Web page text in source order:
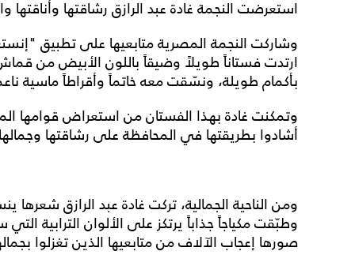
استعرضت النجمة غادة عبد الرازق رشاقتها
وشاركت النجمة المصرية متابعيها على تطبيق
ارتدت فستاناً طويلاً وضيقاً باللون الأبيض من قماش
بأكمام طويلة، ونسّقت معه خاتماً وأقراطاً ماسية
وتمكنت غادة بهذا الفستان من استعراض قوامها
أشادوا بطريقتها في المحافظة على رشاقتها
ومن الناحية الجمالية، تركت غادة عبد الرازق
وطبّقت مكياجاً جذاباً يرتكز على الألوان الترابية
صورها إعجاب الآلاف من متابعيها الذين تغزلوا